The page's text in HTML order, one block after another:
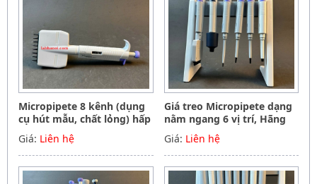
Micropipete 8 kênh (dụng
cụ hút mẫu, chất lỏng) hấp
tiệt trùng 0.5-10ul, Hãng
Phoenix instrument
Germany
Giá: Liên hệ
Giá treo Micropipete dạng
nằm ngang 6 vị trí, Hãng
Phoenix instrument
Germany
Giá: Liên hệ